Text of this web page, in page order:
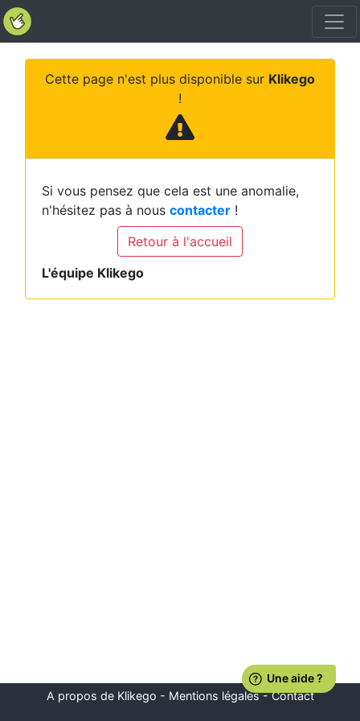
Cette page n'est plus disponible sur Klikego
!
Si vous pensez que cela est une anomalie,
n'hésitez pas à nous contacter !
Retour à l'accueil
L'équipe Klikego
A propos de Klikego - Mentions légales-Contact